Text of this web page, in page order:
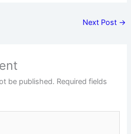
Next Post →
be published. Required fields